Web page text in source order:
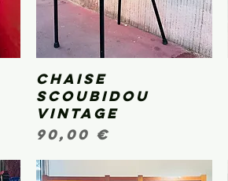
Aperçu rapide
Chaise
scoubidou
vintage
Prix
90,00 €